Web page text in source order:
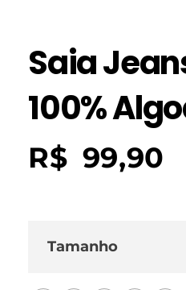
Saia
100%
R$ 99,90
Tamanho